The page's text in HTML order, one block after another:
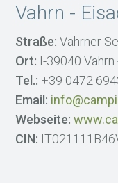
Vahrn -
Straße:Vahrner
Ort: I-39040
Tel.: +39 0472
Email:
Webseite:
CIN: